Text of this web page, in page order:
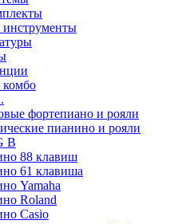
фортепиано и рояли
пианино и рояли
B
88 клавиш
61 клавиша
Yamaha
Roland
Casio